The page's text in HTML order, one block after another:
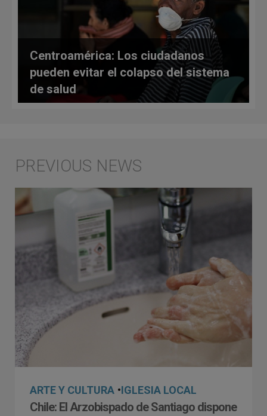
Centroamérica: Los ciudadanos
pueden evitar el colapso del sistema
de salud
ARTE Y CULTURA •IGLESIA LOCAL
Chile: El Arzobispado de Santiago dispone